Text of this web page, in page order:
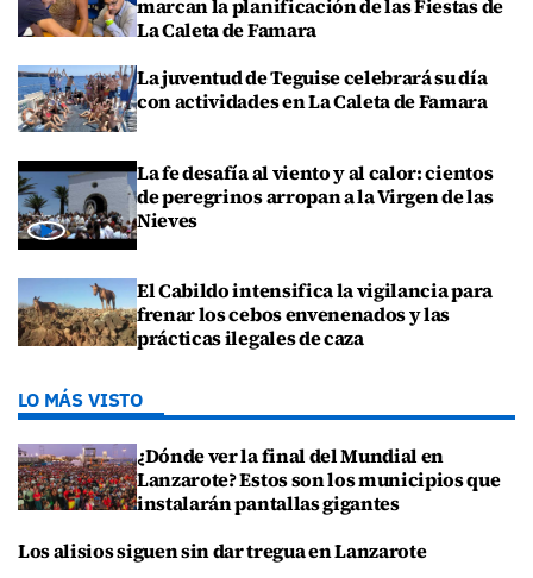
marcan la planificación de las Fiestas de
La Caleta de Famara
La juventud de Teguise celebrará su día
con actividades en La Caleta de Famara
La fe desafía al viento y al calor: cientos
de peregrinos arropan a la Virgen de las
Nieves
El Cabildo intensifica la vigilancia para
frenar los cebos envenenados y las
prácticas ilegales de caza
LO MÁS VISTO
¿Dónde ver la final del Mundial en
Lanzarote? Estos son los municipios que
instalarán pantallas gigantes
Los alisios siguen sin dar tregua en Lanzarote